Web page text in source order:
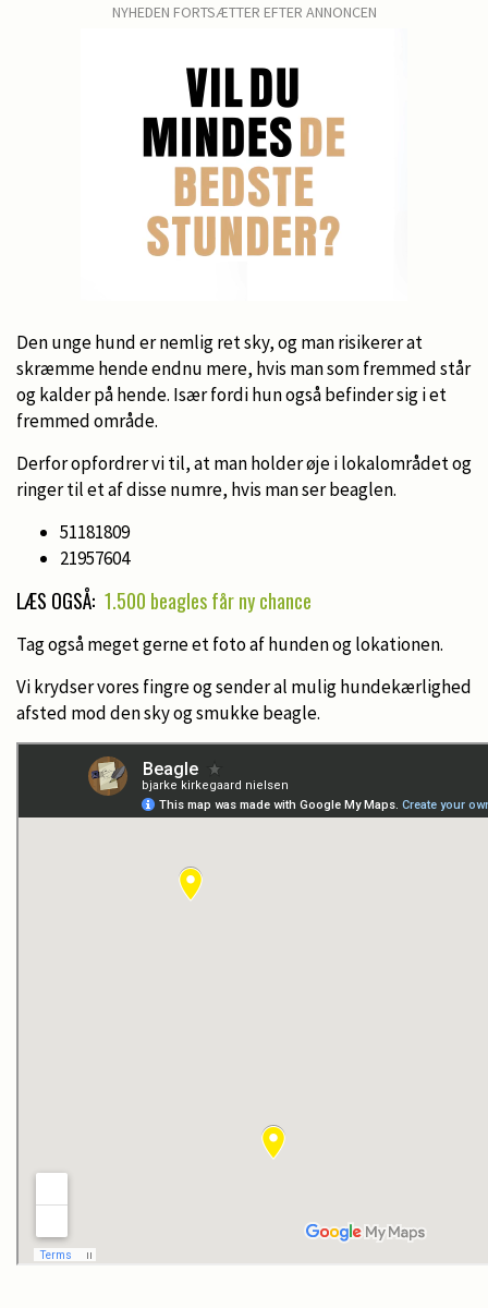
NYHEDEN FORTSÆTTER EFTER ANNONCEN
Den unge hund er nemlig ret sky, og man risikerer at
skræmme hende endnu mere, hvis man som fremmed står
og kalder på hende. Især fordi hun også befinder sig i et
fremmed område.
Derfor opfordrer vi til, at man holder øje i lokalområdet og
ringer til et af disse numre, hvis man ser beaglen.
51181809
21957604
LÆS OGSÅ: 1.500 beagles får ny chance
Tag også meget gerne et foto af hunden og lokationen.
Vi krydser vores fingre og sender al mulig hundekærlighed
afsted mod den sky og smukke beagle.